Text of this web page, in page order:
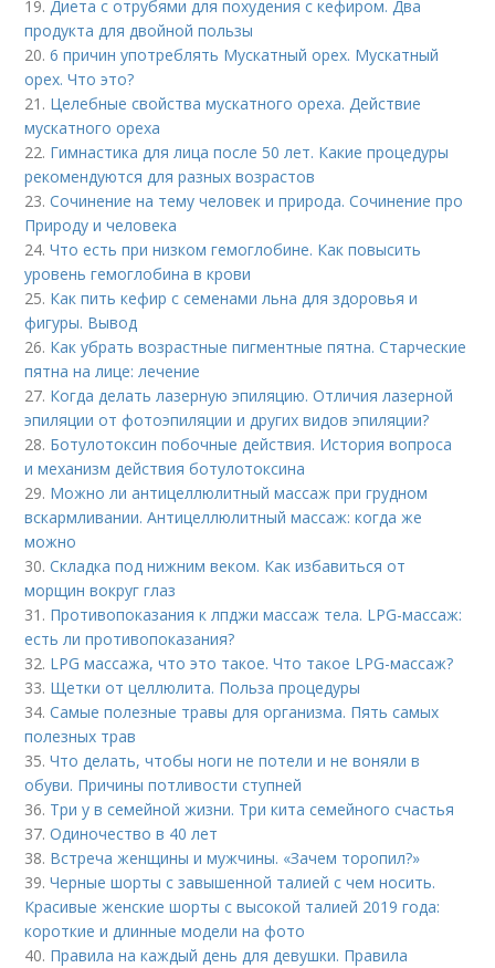
19.Диета с отрубями для похудения с кефиром. Два
продукта для двойной пользы
20.6 причин употреблять Мускатный орех. Мускатный
орех. Что это?
21. Целебные свойства мускатного ореха. Действие
мускатного ореха
22. Гимнастика для лица после 50 лет. Какие процедуры
рекомендуются для разных возрастов
23.Сочинение на тему человек и природа. Сочинение про
Природу и человека
24.Что есть при низком гемоглобине. Как повысить
уровень гемоглобина в крови
25. Как пить кефир с семенами льна для здоровья и
фигуры. Вывод
26. Как убрать возрастные пигментные пятна. Старческие
пятна на лице: лечение
27. Когда делать лазерную эпиляцию. Отличия лазерной
эпиляции от фотоэпиляции и других видов эпиляции?
28. Ботулотоксин побочные действия. История вопроса
и механизм действия ботулотоксина
29. Можно ли антицеллюлитный массаж при грудном
вскармливании. Антицеллюлитный массаж: когда же
можно
30.Складка под нижним веком. Как избавиться от
морщин вокруг глаз
31. Противопоказания к лпджи массаж тела. LPG-массаж:
есть ли противопоказания?
32. LPG массажа, что это такое. Что такое LPG-массаж?
33. Щетки от целлюлита. Польза процедуры
34.Самые полезные травы для организма. Пять самых
полезных трав
35.Что делать, чтобы ноги не потели и не воняли в
обуви. Причины потливости ступней
36. Три у в семейной жизни. Три кита семейного счастья
37.Одиночество в 40 лет
38. Встреча женщины и мужчины. «Зачем торопил?»
39.Черные шорты с завышенной талией с чем носить.
Красивые женские шорты с высокой талией 2019 года:
короткие и длинные модели на фото
40. Правила на каждый день для девушки. Правила